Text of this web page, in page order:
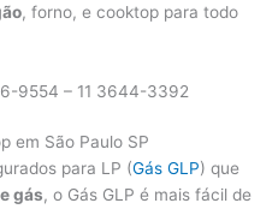
, forno, e cooktop para todo
9554 – 11 3644-3392
em São Paulo SP
para LP (Gás GLP) que
gás, o Gás GLP é mais fácil de